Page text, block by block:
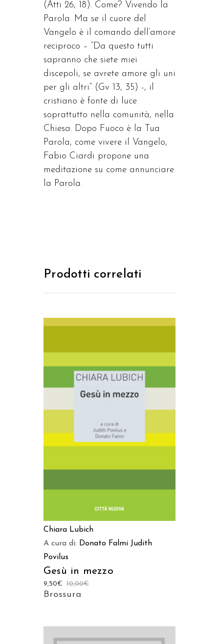
(Atti 26, 18). Come? Vivendo la
Parola. Ma se il cuore del
Vangelo è il comando dell’amore
reciproco – “Da questo tutti
sapranno che siete miei
discepoli, se avrete amore gli uni
per gli altri” (Gv 13, 35) -, il
cristiano è fonte di luce
soprattutto nella comunità, nella
Chiesa. Dopo Fuoco è la Tua
Parola, come vivere il Vangelo,
Fabio Ciardi propone una
meditazione su come annunciare
la Parola.
Prodotti correlati
Chiara Lubich
A cura di: Donato Falmi Judith
Povilus
Gesù in mezzo
10,00€
9,50€
Brossura